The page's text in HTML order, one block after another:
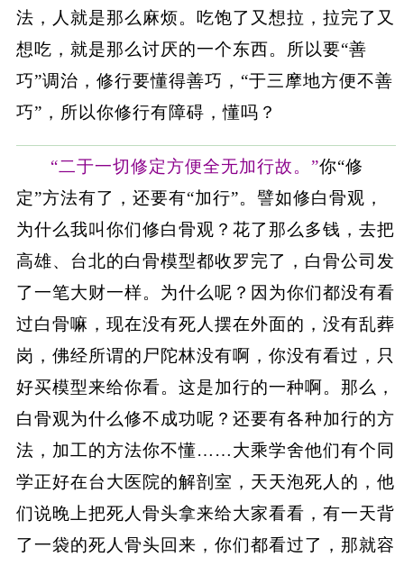
法，人就是那么麻烦。吃饱了又想拉，拉完了又
想吃，就是那么讨厌的一个东西。所以要“善
巧”调治，修行要懂得善巧，“于三摩地方便不善
巧”，所以你修行有障碍，懂吗？
“二于一切修定方便全无加行故。”你“修
定”方法有了，还要有“加行”。譬如修白骨观，
为什么我叫你们修白骨观？花了那么多钱，去把
高雄、台北的白骨模型都收罗完了，白骨公司发
了一笔大财一样。为什么呢？因为你们都没有看
过白骨嘛，现在没有死人摆在外面的，没有乱葬
岗，佛经所谓的尸陀林没有啊，你没有看过，只
好买模型来给你看。这是加行的一种啊。那么，
白骨观为什么修不成功呢？还要有各种加行的方
法，加工的方法你不懂……大乘学舍他们有个同
学正好在台大医院的解剖室，天天泡死人的，他
们说晚上把死人骨头拿来给大家看看，有一天背
了一袋的死人骨头回来，你们都看过了，那就容